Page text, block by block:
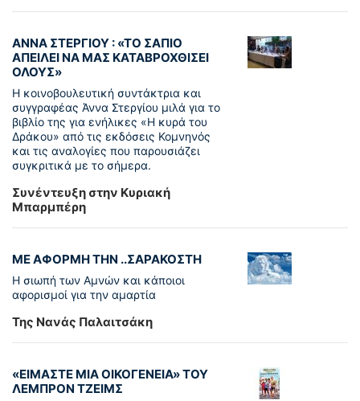
ΑΝΝΑ ΣΤΕΡΓΙΟΥ : «ΤΟ ΣΑΠΙΟ
ΑΠΕΙΛΕΙ ΝΑ ΜΑΣ ΚΑΤΑΒΡΟΧΘΙΣΕΙ
ΟΛΟΥΣ»
Η κοινοβουλευτική συντάκτρια και
συγγραφέας Άννα Στεργίου μιλά για το
βιβλίο της για ενήλικες «Η κυρά του
Δράκου» από τις εκδόσεις Κομνηνός
και τις αναλογίες που παρουσιάζει
συγκριτικά με το σήμερα.
Συνέντευξη στην Κυριακή
Μπαρμπέρη
ΜΕ ΑΦΟΡΜΗ ΤΗΝ ..ΣΑΡΑΚΟΣΤΗ
Η σιωπή των Αμνών και κάποιοι
αφορισμοί για την αμαρτία
Της Νανάς Παλαιτσάκη
«ΕΙΜΑΣΤΕ ΜΙΑ ΟΙΚΟΓΕΝΕΙΑ» ΤΟΥ
ΛΕΜΠΡΟΝ ΤΖΕΙΜΣ